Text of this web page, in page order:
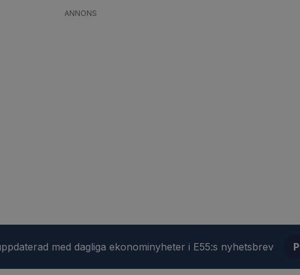
ANNONS
med dagliga ekonominyheter i E55:s nyhetsbrev